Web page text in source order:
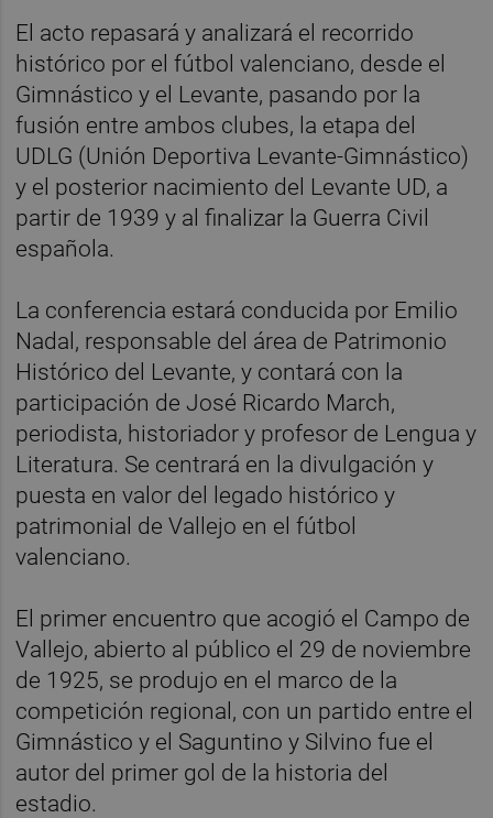
El acto repasará y analizará el recorrido
histórico por el fútbol valenciano, desde el
Gimnástico y el Levante, pasando por la
fusión entre ambos clubes, la etapa del
UDLG (Unión Deportiva Levante-Gimnástico)
y el posterior nacimiento del Levante UD, a
partir de 1939 y al finalizar la Guerra Civil
española.
La conferencia estará conducida por Emilio
Nadal, responsable del área de Patrimonio
Histórico del Levante, y contará con la
participación de José Ricardo March,
periodista, historiador y profesor de Lengua y
Literatura. Se centrará en la divulgación y
puesta en valor del legado histórico y
patrimonial de Vallejo en el fútbol
valenciano.
El primer encuentro que acogió el Campo de
Vallejo, abierto al público el 29 de noviembre
de 1925, se produjo en el marco de la
competición regional, con un partido entre el
Gimnástico y el Saguntino y Silvino fue el
autor del primer gol de la historia del
estadio.